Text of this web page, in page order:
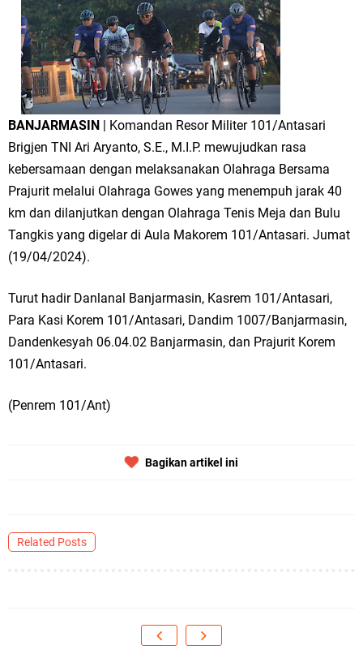
BANJARMASIN | Komandan Resor Militer 101/Antasari
Brigjen TNI Ari Aryanto, S.E., M.I.P. mewujudkan rasa
kebersamaan dengan melaksanakan Olahraga Bersama
Prajurit melalui Olahraga Gowes yang menempuh jarak 40
km dan dilanjutkan dengan Olahraga Tenis Meja dan Bulu
Tangkis yang digelar di Aula Makorem 101/Antasari. Jumat
(19/04/2024).
Turut hadir Danlanal Banjarmasin, Kasrem 101/Antasari,
Para Kasi Korem 101/Antasari, Dandim 1007/Banjarmasin,
Dandenkesyah 06.04.02 Banjarmasin, dan Prajurit Korem
101/Antasari.
(Penrem 101/Ant)
Bagikan artikel ini
Related Posts